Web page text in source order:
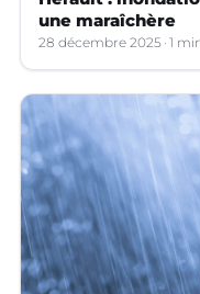
une maraîchère
28 décembre 2025 1